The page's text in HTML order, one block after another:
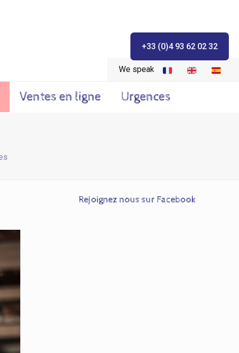
We speak
Ventes en ligne Urgences
+33 (0)4 93 62 02 32
Rejoignez nous sur Facebook